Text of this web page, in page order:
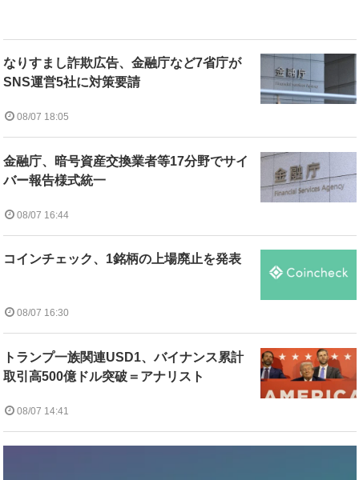
なりすまし詐欺広告、金融庁など7省庁が
SNS運営5社に対策要請
08/07 18:05
金融庁、暗号資産交換業者等17分野でサイ
バー報告様式統一
08/07 16:44
コインチェック、1銘柄の上場廃止を発表
08/07 16:30
トランプ一族関連USD1、バイナンス累計
取引高500億ドル突破＝アナリスト
08/07 14:41